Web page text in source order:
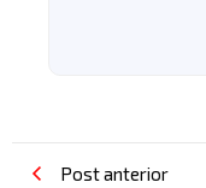
Post anterior